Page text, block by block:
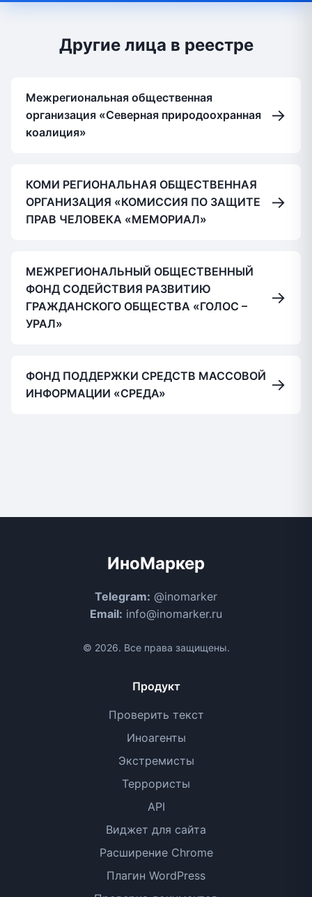
Другие лица в реестре
Межрегиональная общественная
организация «Северная природоохранная
коалиция»
→
КОМИ РЕГИОНАЛЬНАЯ ОБЩЕСТВЕННАЯ
ОРГАНИЗАЦИЯ «КОМИССИЯ ПО ЗАЩИТЕ
ПРАВ ЧЕЛОВЕКА «МЕМОРИАЛ»
→
МЕЖРЕГИОНАЛЬНЫЙ ОБЩЕСТВЕННЫЙ
ФОНД СОДЕЙСТВИЯ РАЗВИТИЮ
ГРАЖДАНСКОГО ОБЩЕСТВА «ГОЛОС –
УРАЛ»
→
ФОНД ПОДДЕРЖКИ СРЕДСТВ МАССОВОЙ
ИНФОРМАЦИИ «СРЕДА»
→
ИноМаркер
Telegram: @inomarker
Email: info@inomarker.ru
© 2026. Все права защищены.
Продукт
Проверить текст
Иноагенты
Экстремисты
Террористы
API
Виджет для сайта
Расширение Chrome
Плагин WordPress